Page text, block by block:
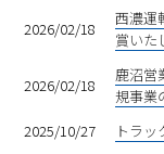
2026/02/18
西濃運
賞いた
2026/02/18
鹿沼営
規事業
2025/10/27
トラッ